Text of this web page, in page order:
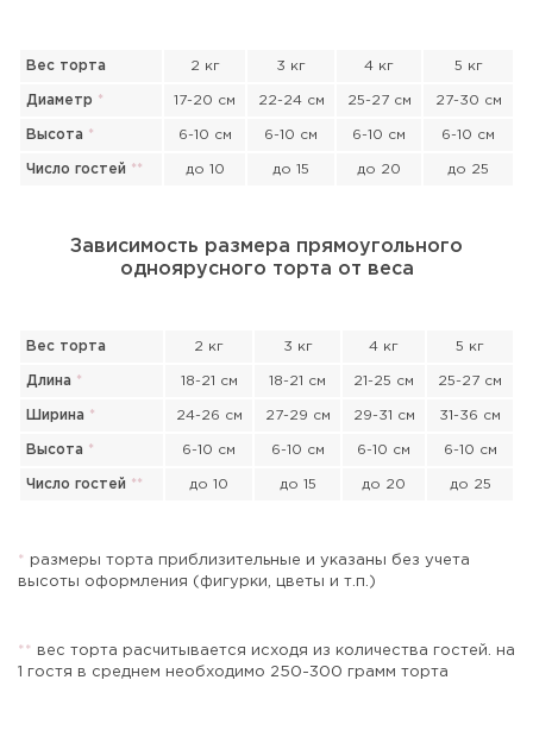
Вес торта 2 кг 3 кг 4 кг 5 кг
Диаметр * 17-20 см 22-24 см 25-27 см 27-30 см
Высота * 6-10 см 6-10 см 6-10 см 6-10 см
Число гостей ** до 10 до 15 до 20 до 25
Зависимость размера прямоугольного
одноярусного торта от веса
Вес торта 2 кг 3 кг 4 кг 5 кг
Длина * 18-21 см 18-21 см 21-25 см 25-27 см
Ширина * 24-26 см 27-29 см 29-31 см 31-36 см
Высота * 6-10 см 6-10 см 6-10 см 6-10 см
Число гостей ** до 10 до 15 до 20 до 25
*
размеры торта приблизительные и указаны без учета
высоты оформления (фигурки, цветы и т.п.)
* *
вес торта расчитывается исходя из количества гостей. на
1 гостя в среднем необходимо 250-300 грамм торта
Прикрепить файл или фото
Отправить